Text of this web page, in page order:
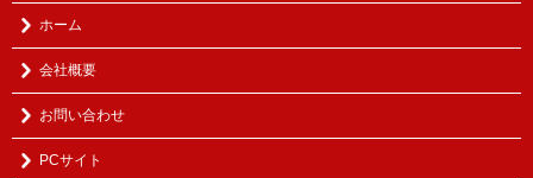
ホーム
会社概要
お問い合わせ
PCサイト